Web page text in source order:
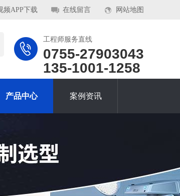
频APP下载 在线留言 网站地图
工程师服务直线
0755-27903043
135-1001-1258
产品中心 案例资讯